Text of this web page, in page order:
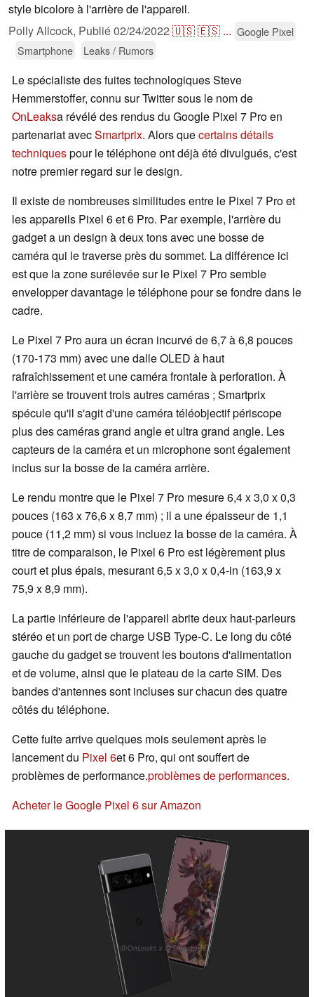
style bicolore à l'arrière de l'appareil.
Polly Allcock, Publié02/24/2022 🇺🇸🇪🇸 ... Google Pixel
Smartphone
Leaks / Rumors
Le spécialiste des fuites technologiques Steve
Hemmerstoffer, connu sur Twitter sous le nom de
OnLeaksa révélé des rendus du Google Pixel 7 Pro en
partenariat avecSmartprix. Alors quecertains détails
techniquespour le téléphone ont déjà été divulgués, c'est
notre premier regard sur le design.
Il existe de nombreuses similitudes entre le Pixel 7 Pro et
les appareils Pixel 6 et 6 Pro. Par exemple, l'arrière du
gadget a un design à deux tons avec une bosse de
caméra qui le traverse près du sommet. La différence ici
est que la zone surélevée sur le Pixel 7 Pro semble
envelopper davantage le téléphone pour se fondre dans le
cadre.
Le Pixel 7 Pro aura un écran incurvé de 6,7 à 6,8 pouces
(170-173 mm) avec une dalle OLED à haut
rafraîchissement et une caméra frontale à perforation. À
l'arrière se trouvent trois autres caméras ; Smartprix
spécule qu'il s'agit d'une caméra téléobjectif périscope
plus des caméras grand angle et ultra grand angle. Les
capteurs de la caméra et un microphone sont également
inclus sur la bosse de la caméra arrière.
Le rendu montre que le Pixel 7 Pro mesure 6,4 x 3,0 x 0,3
pouces (163 x 76,6 x 8,7 mm) ; il a une épaisseur de 1,1
pouce (11,2 mm) si vous incluez la bosse de la caméra. À
titre de comparaison, le Pixel 6 Pro est légèrement plus
court et plus épais, mesurant 6,5 x 3,0 x 0,4-in (163,9 x
75,9 x 8,9 mm).
La partie inférieure de l'appareil abrite deux haut-parleurs
stéréo et un port de charge USB Type-C. Le long du côté
gauche du gadget se trouvent les boutons d'alimentation
et de volume, ainsi que le plateau de la carte SIM. Des
bandes d'antennes sont incluses sur chacun des quatre
côtés du téléphone.
Cette fuite arrive quelques mois seulement après le
lancement du Pixel 6et 6 Pro, qui ont souffert de
problèmes de performance.problèmes de performances.
Acheter le Google Pixel 6 sur Amazon